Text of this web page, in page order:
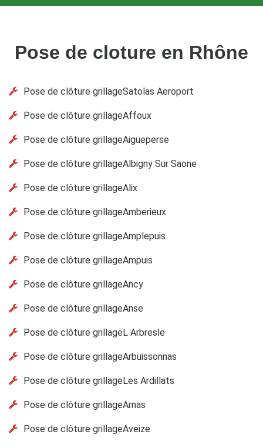
Pose de cloture en Rhône
Pose de clôture grillageSatolas Aeroport
Pose de clôture grillageAffoux
Pose de clôture grillageAigueperse
Pose de clôture grillageAlbigny Sur Saone
Pose de clôture grillageAlix
Pose de clôture grillageAmberieux
Pose de clôture grillageAmplepuis
Pose de clôture grillageAmpuis
Pose de clôture grillageAncy
Pose de clôture grillageAnse
Pose de clôture grillageL Arbresle
Pose de clôture grillageArbuissonnas
Pose de clôture grillageLes Ardillats
Pose de clôture grillageArnas
Pose de clôture grillageAveize